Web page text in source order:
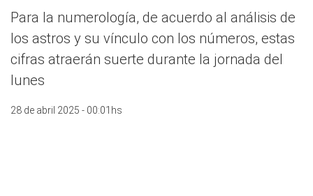
Para la numerología, de acuerdo al análisis de
los astros y su vínculo con los números, estas
cifras atraerán suerte durante la jornada del
lunes
28 de abril 2025 - 00:01hs